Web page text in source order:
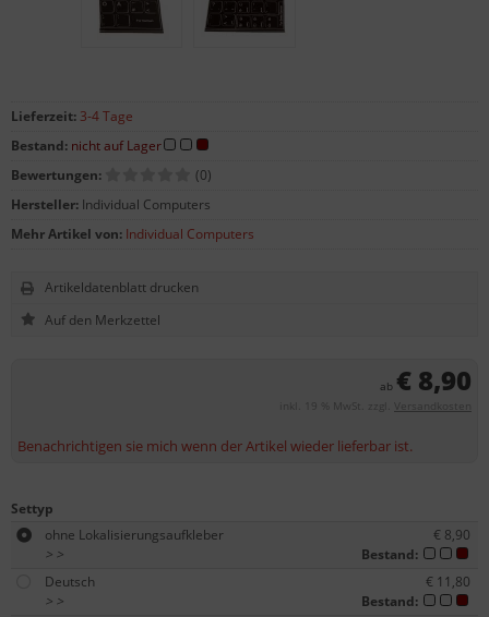
ab € 8,90
inkl. 19 % MwSt. zzgl. Versandkosten
Benachrichtigen sie mich wenn der Artikel wieder lieferbar ist.
Lieferzeit: 3-4 Tage
Bestand: nicht auf Lager
Bewertungen:
(0)
Hersteller: Individual Computers
Mehr Artikel von: Individual Computers
Artikeldatenblatt drucken
Settyp
ohne Lokalisierungsaufkleber
€ 8,90
>
Bestand:
>
Deutsch
€ 11,80
>
Bestand:
>